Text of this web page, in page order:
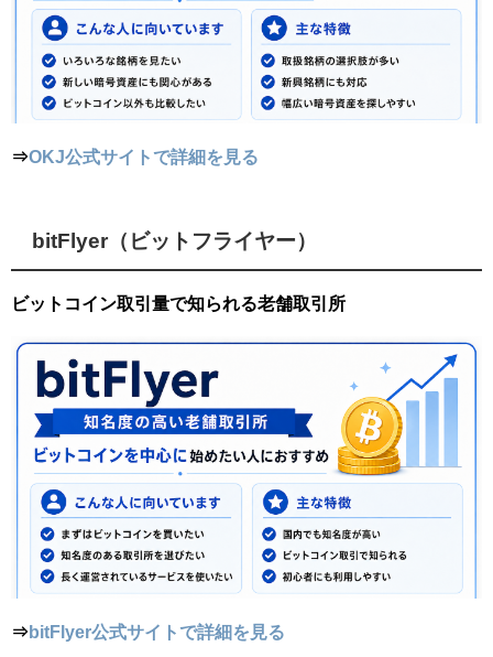
⇒OKJ公式サイトで詳細を見る
bitFlyer（ビットフライヤー）
ビットコイン取引量で知られる老舗取引所
⇒bitFlyer公式サイトで詳細を見る